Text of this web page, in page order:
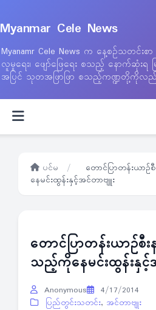
Myanmar Cele News
Myanamr Cele News က နေ့စဉ်သတင်းစာ အ
လူမှုရေး၊ ဖျော်ဖြေရေး စသည့် နောက်ဆုံးရ
အပြင် သုတအဖြာဖြာ စသည့်ကဏ္ဍတို့ကိုလည်း
ပင်မ /
တောင်ပြာတန်းယာ
နေမင်းထွန်းနှင့်အင်တာဗျူး
တောင်ပြာတန်းယာဉ်စီ
သည့်ကိုနေမင်းထွန်းနှင့်
Anonymous
4/17/2014
ပြည်တွင်းသတင်း, အင်တာဗျုး